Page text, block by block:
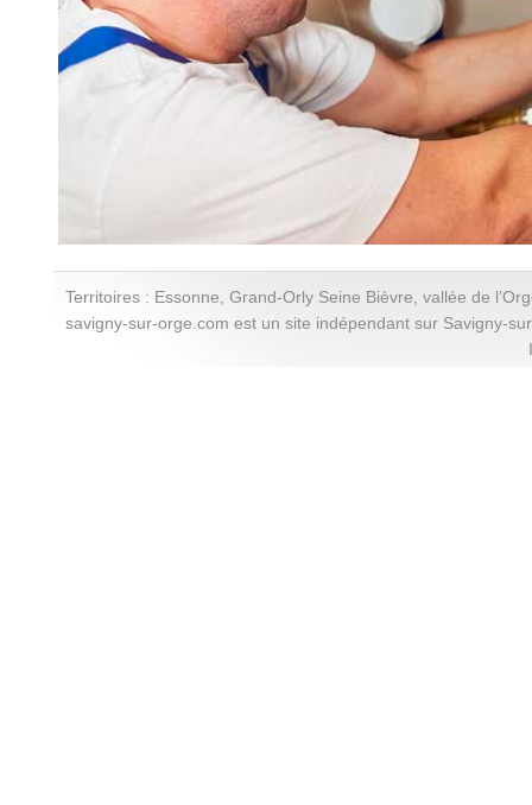
Territoires : Essonne, Grand-Orly Seine Bièvre, vallée de
savigny-sur-orge.com est un site indépendant sur Savigny-